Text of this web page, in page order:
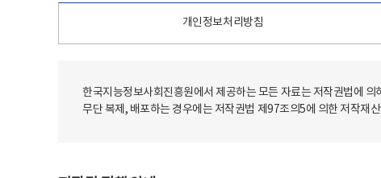
개인정보처리방침
한국지능정보사회진흥원에서 제공하는 모든 자료는 저작권법에
무단 복제, 배포하는 경우에는 저작권법 제97조의5에 의한 저작재